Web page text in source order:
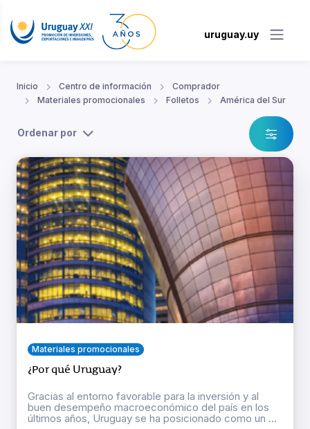
uruguay.uy
Inicio Centro de información
Comprador
Materiales promocionales
Folletos América del Sur
Ordenar por
Materiales promocionales
¿Por qué Uruguay?
Gracias al entorno favorable para la inversión y al
buen desempeño macroeconómico del país en los
últimos años, Uruguay se ha posicionado como un ...